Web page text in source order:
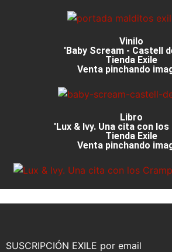
Vinilo
'Baby Scream - Castell
Tienda Exile
Venta pinchando
Libro
'Lux & Ivy. Una cita con
Tienda Exile
Venta pinchando
SUSCRIPCIÓN EXILE por email